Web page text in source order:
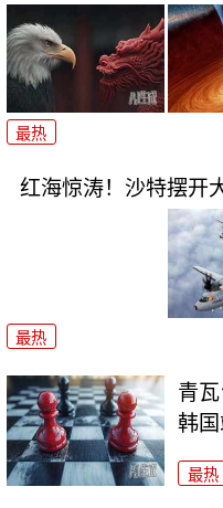
最热
红海惊涛！沙特摆开
最热
青
韩国
最热